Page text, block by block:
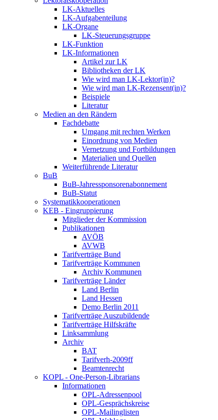
LK-Aktuelles
LK-Aufgabenteilung
LK-Organe
LK-Steuerungsgruppe
LK-Funktion
LK-Informationen
Artikel zur LK
Bibliotheken der LK
Wie wird man LK-Lektor(in)?
Wie wird man LK-Rezensent(in)?
Beispiele
Literatur
Medien an den Rändern
Fachdebatte
Umgang mit rechten Werken
Einordnung von Medien
Vernetzung und Fortbildungen
Materialien und Quellen
Weiterführende Literatur
BuB
BuB-Jahressponsorenabonnement
BuB-Statut
Systematikkooperationen
KEB - Eingruppierung
Mitglieder der Kommission
Publikationen
AVÖB
AVWB
Tarifverträge Bund
Tarifverträge Kommunen
Archiv Kommunen
Tarifverträge Länder
Land Berlin
Land Hessen
Demo Berlin 2011
Tarifverträge Auszubildende
Tarifverträge Hilfskräfte
Linksammlung
Archiv
BAT
Tarifverh-2009ff
Beamtenrecht
KOPL - One-Person-Librarians
Informationen
OPL-Adressenpool
OPL-Gesprächskreise
OPL-Mailinglisten